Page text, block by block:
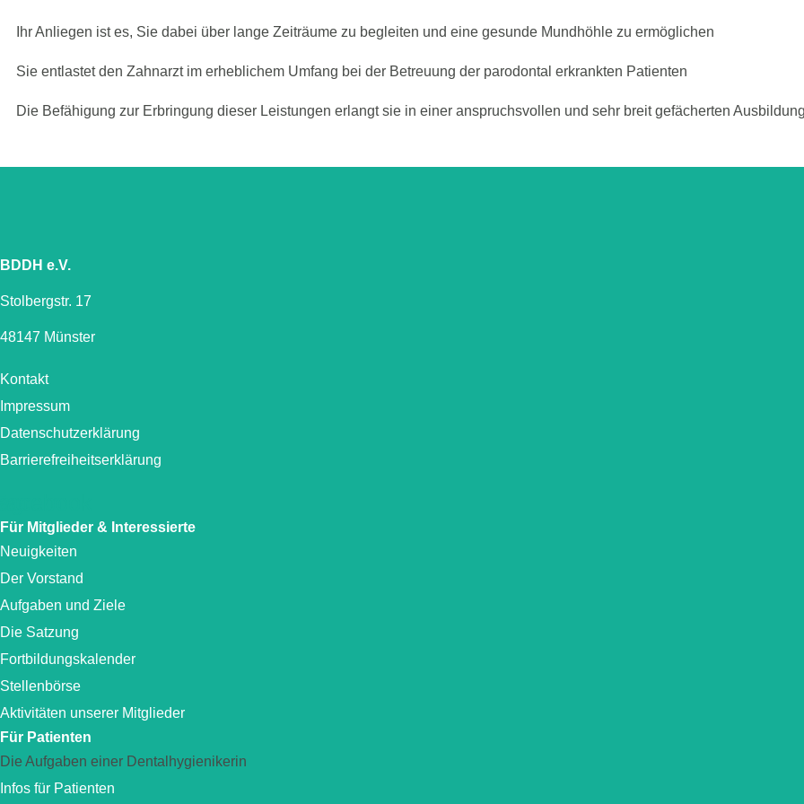
Ihr Anliegen ist es, Sie dabei über lange Zeiträume zu begleiten und eine gesunde Mundhöhle zu ermöglichen
Sie entlastet den Zahnarzt im erheblichem Umfang bei der Betreuung der parodontal erkrankten Patienten
Die Befähigung zur Erbringung dieser Leistungen erlangt sie in einer anspruchsvollen und sehr breit gefächerten
BDDH e.V.
Stolbergstr. 17
48147 Münster
Kontakt
Impressum
Datenschutzerklärung
Barrierefreiheitserklärung
Für Mitglieder & Interessierte
Neuigkeiten
Der Vorstand
Aufgaben und Ziele
Die Satzung
Fortbildungskalender
Stellenbörse
Aktivitäten unserer Mitglieder
Für Patienten
Die Aufgaben einer Dentalhygienikerin
Infos für Patienten